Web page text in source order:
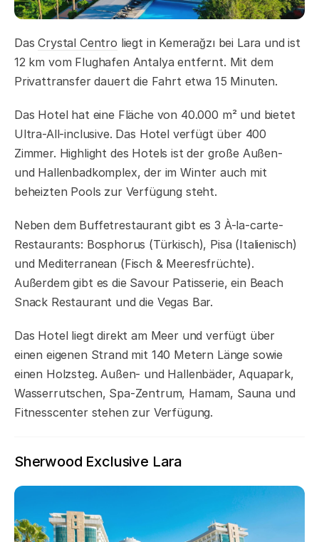
DasCrystal Centro liegt in Kemerağzı bei Lara und ist
12 km vom Flughafen Antalya entfernt. Mit dem
Privattransfer dauert die Fahrt etwa 15 Minuten.
Das Hotel hat eine Fläche von 40.000 m² und bietet
Ultra-All-inclusive. Das Hotel verfügt über 400
Zimmer. Highlight des Hotels ist der große Außen-
und Hallenbadkomplex, der im Winter auch mit
beheizten Pools zur Verfügung steht.
Neben dem Buffetrestaurant gibt es 3 À-la-carte-
Restaurants: Bosphorus (Türkisch), Pisa (Italienisch)
und Mediterranean (Fisch & Meeresfrüchte).
Außerdem gibt es die Savour Patisserie, ein Beach
Snack Restaurant und die Vegas Bar.
Das Hotel liegt direkt am Meer und verfügt über
einen eigenen Strand mit 140 Metern Länge sowie
einen Holzsteg. Außen- und Hallenbäder, Aquapark,
Wasserrutschen, Spa-Zentrum, Hamam, Sauna und
Fitnesscenter stehen zur Verfügung.
Sherwood Exclusive Lara